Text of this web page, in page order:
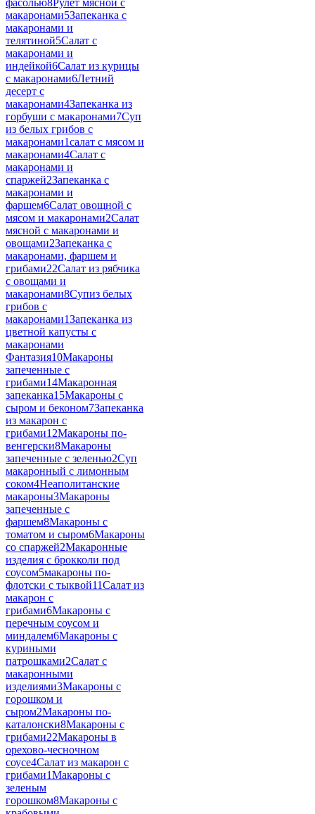
макаронами5Запеканка с
макаронами и
телятиной5Салат с
макаронами и
индейкой6Салат из курицы
с макаронами6Летний
десерт с
макаронами4Запеканка из
горбуши с макаронами7Суп
из белых грибов с
макаронами1салат с мясом и
макаронами4Салат с
макаронами и
спаржей2Запеканка с
макаронами и
фаршем6Салат овощной с
мясом и макаронами2Салат
мясной с макаронами и
овощами2Запеканка с
макаронами, фаршем и
грибами22Салат из рябчика
с овощами и
макаронами8Супиз белых
грибов с
макаронами1Запеканка из
цветной капусты с
макаронами
Фантазия10Макароны
запеченные с
грибами14Макаронная
запеканка15Макароны с
сыром и беконом7Запеканка
из макарон с
грибами12Макароны по-
венгерски8Макароны
запеченные с зеленью2Суп
макаронный с лимонным
соком4Неаполитанские
макароны3Макароны
запеченные с
фаршем8Макароны с
томатом и сыром6Макароны
со спаржей2Макаронные
изделия с брокколи под
соусом5макароны по-
флотски с тыквой11Салат из
макарон с
грибами6Макароны с
перечным соусом и
миндалем6Макароны с
куриными
патрошками2Салат с
макаронными
изделиями3Макароны с
горошком и
сыром2Макароны по-
каталонски8Макароны с
грибами22Макароны в
орехово-чесночном
соусе4Салат из макарон с
грибами1Макароны с
зеленым
горошком8Макароны с